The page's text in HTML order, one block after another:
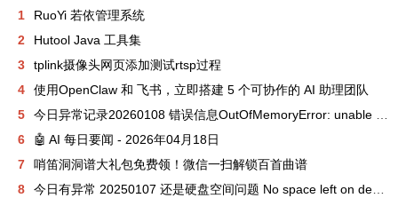
1
RuoYi 若依管理系统
2
Hutool Java 工具集
3
tplink摄像头网页添加测试rtsp过程
4
使用OpenClaw 和 飞书，立即搭建 5 个可协作的 AI 助理团队
5
今日异常记录20260108 错误信息OutOfMemoryError: unable to create new native thread
6
🤖 AI 每日要闻 - 2026年04月18日
7
哨笛洞洞谱大礼包免费领！微信一扫解锁百首曲谱
8
今日有异常 20250107 还是硬盘空间问题 No space left on device